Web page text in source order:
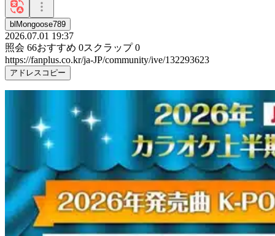
blMongoose789
2026.07.01 19:37
照会 66おすすめ 0スクラップ 0
https://fanplus.co.kr/ja-JP/community/ive/132293623
アドレスコピー